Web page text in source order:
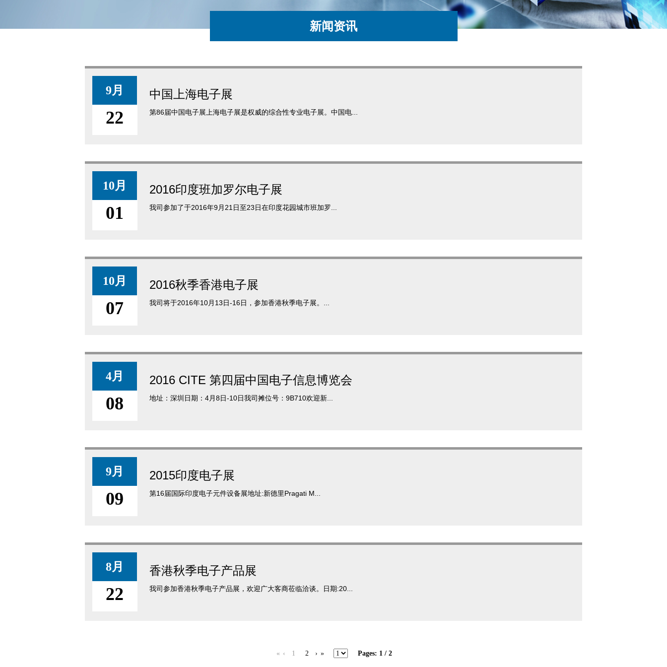
新闻资讯
9月
22
中国上海电子展
第86届中国电子展上海电子展是权威的综合性专业电子展。中国电...
10月
01
2016印度班加罗尔电子展
我司参加了于2016年9月21日至23日在印度花园城市班加罗...
10月
07
2016秋季香港电子展
我司将于2016年10月13日-16日，参加香港秋季电子展。...
4月
08
2016 CITE 第四届中国电子信息博览会
地址：深圳日期：4月8日-10日我司摊位号：9B710欢迎新...
9月
09
2015印度电子展
第16届国际印度电子元件设备展地址:新德里Pragati M...
8月
22
香港秋季电子产品展
我司参加香港秋季电子产品展，欢迎广大客商莅临洽谈。日期:20...
« ‹ 1 2 › » Pages: 1 / 2